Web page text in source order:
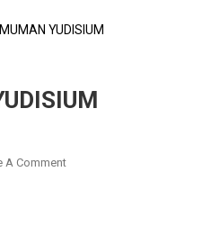
YUDISIUM
A CommentOn